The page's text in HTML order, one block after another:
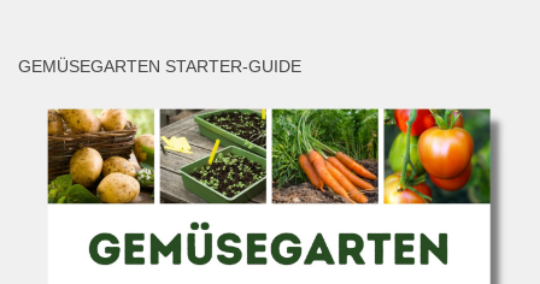
GEMÜSEGARTEN STARTER-GUIDE